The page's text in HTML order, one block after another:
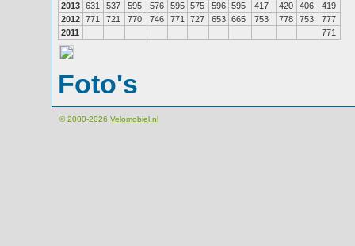
2013 631 537 595 576 595 575 596 595 417 420 406
419
2012 771 721 770 746 771 727 653 665 753 778 753
777
2011
771
Foto's
© 2000-2026 Velomobiel.nl